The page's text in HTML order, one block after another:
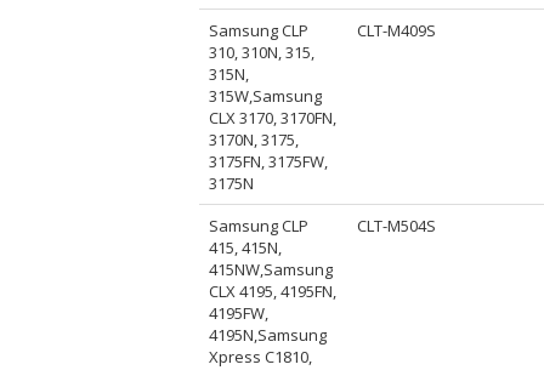
Samsung CLP
310, 310N, 315,
315N,
315W,Samsung
CLX 3170, 3170FN,
3170N, 3175,
3175FN, 3175FW,
3175N
CLT-M409S
Samsung CLP
415, 415N,
415NW,Samsung
CLX 4195, 4195FN,
4195FW,
4195N,Samsung
Xpress C1810,
CLT-M504S